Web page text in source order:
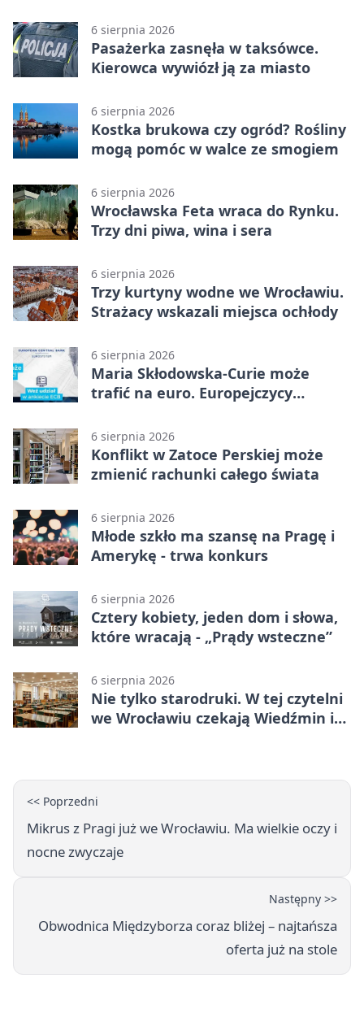
6 sierpnia 2026
Pasażerka zasnęła w taksówce.
Kierowca wywiózł ją za miasto
6 sierpnia 2026
Kostka brukowa czy ogród? Rośliny
mogą pomóc w walce ze smogiem
6 sierpnia 2026
Wrocławska Feta wraca do Rynku.
Trzy dni piwa, wina i sera
6 sierpnia 2026
Trzy kurtyny wodne we Wrocławiu.
Strażacy wskazali miejsca ochłody
6 sierpnia 2026
Maria Skłodowska-Curie może
trafić na euro. Europejczycy
6 sierpnia 2026
Konflikt w Zatoce Perskiej może
zmienić rachunki całego świata
6 sierpnia 2026
Młode szkło ma szansę na Pragę i
Amerykę - trwa konkurs
6 sierpnia 2026
Cztery kobiety, jeden dom i słowa,
które wracają - „Prądy wsteczne”
6 sierpnia 2026
Nie tylko starodruki. W tej czytelni
we Wrocławiu czekają Wiedźmin i
<< Poprzedni
Mikrus z Pragi już we Wrocławiu. Ma wielkie oczy i
nocne zwyczaje
Następny >>
Obwodnica Międzyborza coraz bliżej – najtańsza
oferta już na stole